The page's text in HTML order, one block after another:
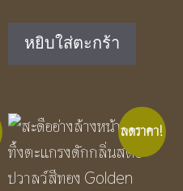
was:
฿550.00.฿350.00.
หยิบใส่ตะกร้า
ลดราคา!